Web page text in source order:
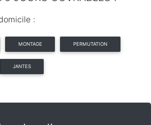
:
MONTAGE PERMUTATION
JANTES